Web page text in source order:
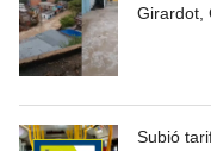
Girardot,
Subió